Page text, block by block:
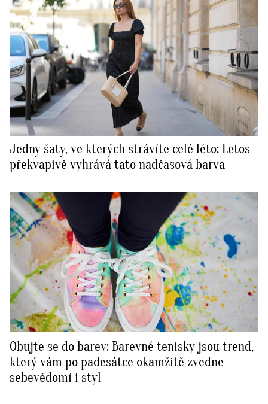
Jedny šaty, ve kterých strávíte celé léto: Letos
překvapivě vyhrává tato nadčasová barva
Obujte se do barev: Barevné tenisky jsou trend,
který vám po padesátce okamžitě zvedne
sebevědomí i styl